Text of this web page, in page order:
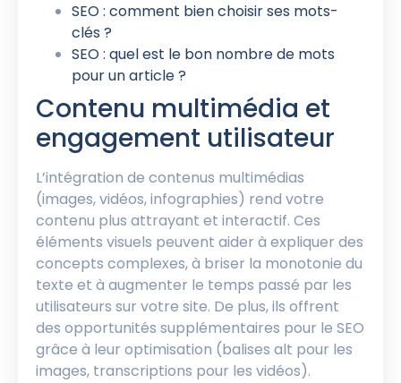
SEO : comment bien choisir ses mots-
clés ?
SEO : quel est le bon nombre de mots
pour un article ?
Contenu multimédia et
engagement utilisateur
L’intégration de contenus multimédias
(images, vidéos, infographies) rend votre
contenu plus attrayant et interactif. Ces
éléments visuels peuvent aider à expliquer des
concepts complexes, à briser la monotonie du
texte et à augmenter le temps passé par les
utilisateurs sur votre site. De plus, ils offrent
des opportunités supplémentaires pour le SEO
grâce à leur optimisation (balises alt pour les
images, transcriptions pour les vidéos).